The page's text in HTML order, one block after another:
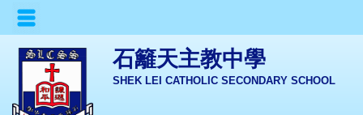
石籬天主教中學
SHEK LEI CATHOLIC SECONDARY SCHOOL